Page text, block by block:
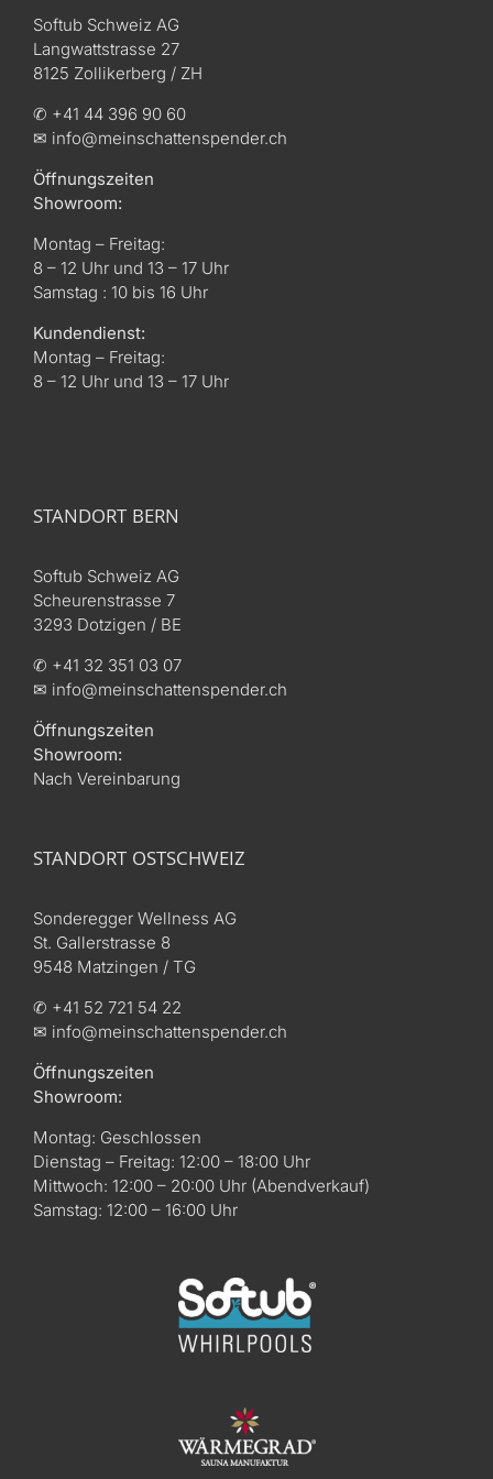
Softub Schweiz AG
Langwattstrasse 27
8125 Zollikerberg / ZH
✆ +41 44 396 90 60
✉ info@meinschattenspender.ch
Öffnungszeiten
Showroom:
Montag – Freitag:
8 – 12 Uhr und 13 – 17 Uhr
Samstag : 10 bis 16 Uhr
Kundendienst:
Montag – Freitag:
8 – 12 Uhr und 13 – 17 Uhr
STANDORT BERN
Softub Schweiz AG
Scheurenstrasse 7
3293 Dotzigen / BE
✆ +41 32 351 03 07
✉ info@meinschattenspender.ch
Öffnungszeiten
Showroom:
Nach Vereinbarung
STANDORT OSTSCHWEIZ
Sonderegger Wellness AG
St. Gallerstrasse 8
9548 Matzingen / TG
✆ +41 52 721 54 22
✉ info@meinschattenspender.ch
Öffnungszeiten
Showroom:
Montag: Geschlossen
Dienstag – Freitag: 12:00 – 18:00 Uhr
Mittwoch: 12:00 – 20:00 Uhr (Abendverkauf)
Samstag: 12:00 – 16:00 Uhr